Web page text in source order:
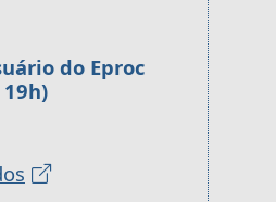
do Eproc